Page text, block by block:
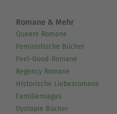
Romane & Mehr
Queere Romane
Feministische Bücher
Feel-Good-Romane
Regency Romane
Historische Liebesromane
Familiensagas
Dystopie Bücher